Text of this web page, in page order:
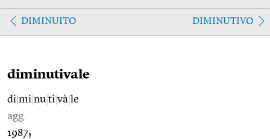
DIMINUITO DIMINUTIVO
diminutivale
di mi nu ti và le
agg.
1987;